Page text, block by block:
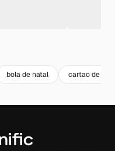
bola de natal cartao de